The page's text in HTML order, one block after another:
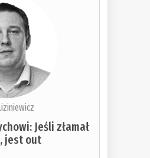
Jeśli złamał
jest out